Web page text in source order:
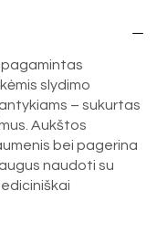
slydimo
– sukurtas
Aukštos
bei pagerina
naudoti su